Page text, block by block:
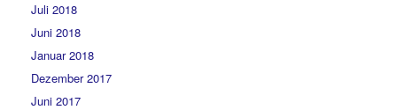
Juli 2018
Juni 2018
Januar 2018
Dezember 2017
Juni 2017